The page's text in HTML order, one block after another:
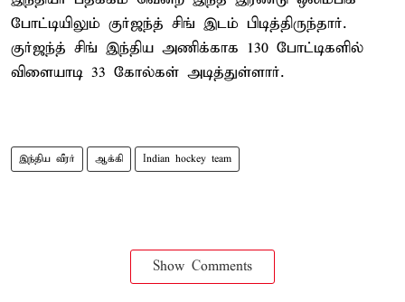
போட்டியிலும் குர்ஜந்த் சிங் இடம் பிடித்திருந்தார்.
குர்ஜந்த் சிங் இந்திய அணிக்காக 130 போட்டிகளில்
விளையாடி 33 கோல்கள் அடித்துள்ளார்.
இந்திய வீரர் ஆக்கி Indian hockey team
Show Comments